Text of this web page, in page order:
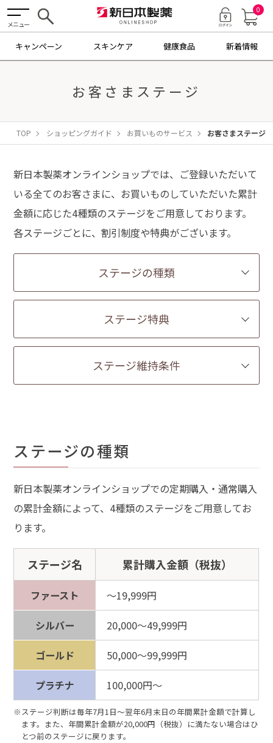
メニュー
0
キャンペーン スキンケア 健康食品 新着情報
お客さまステージ
TOP ショッピングガイド お買いものサービス お客さまステージ
新日本製薬オンラインショップでは、ご登録いただいて
いる全てのお客さまに、お買いものしていただいた累計
金額に応じた4種類のステージをご用意しております。
各ステージごとに、割引制度や特典がございます。
ステージの種類
ステージ特典
ステージ維持条件
ステージの種類
新日本製薬オンラインショップでの定期購入・通常購入
の累計金額によって、4種類のステージをご用意してお
ります。
ステージ名 累計購入金額（税抜）
ファースト ～19,999円
シルバー 20,000～49,999円
ゴールド 50,000～99,999円
プラチナ 100,000円～
※ステージ判断は毎年7月1日～翌年6月末日の年間累計金額で計算し
ます。また、年間累計金額が20,000円（税抜）に満たない場合はひ
とつ前のステージに戻ります。